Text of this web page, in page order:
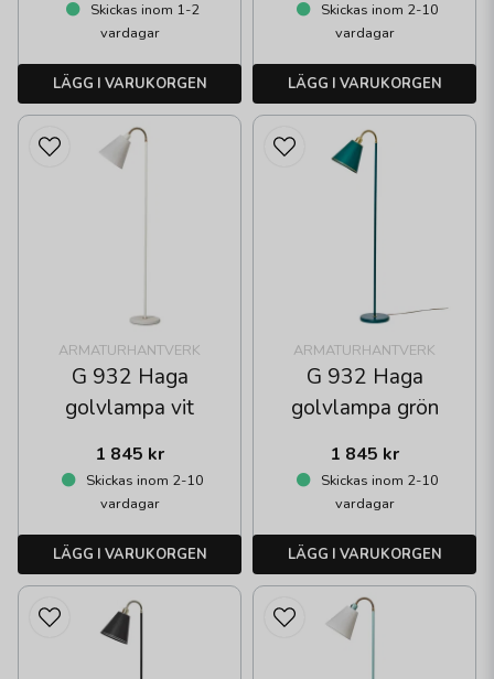
Skickas inom 1-2
vardagar
LÄGG I VARUKORGEN
Skickas inom 2-10
vardagar
LÄGG I VARUKORGEN
ARMATURHANTVERK
G 932 Haga
golvlampa vit
1 845 kr
Skickas inom 2-10
vardagar
LÄGG I VARUKORGEN
ARMATURHANTVERK
G 932 Haga
golvlampa grön
1 845 kr
Skickas inom 2-10
vardagar
LÄGG I VARUKORGEN